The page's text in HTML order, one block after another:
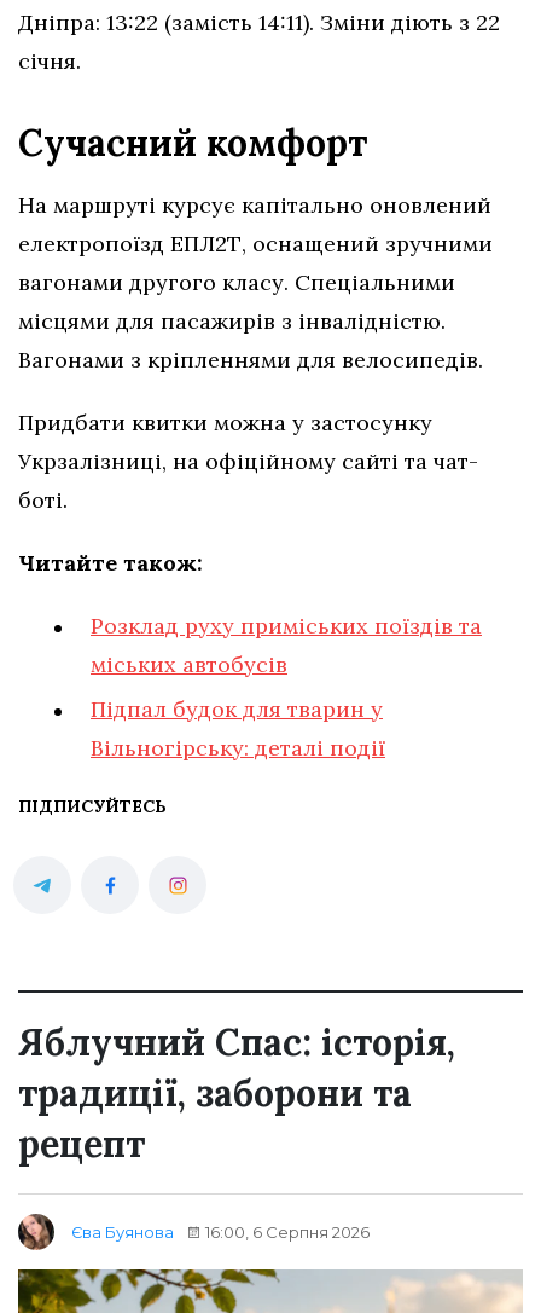
Дніпра: 13:22 (замість 14:11). Зміни діють з 22
січня.
Сучасний комфорт
На маршруті курсує капітально оновлений
електропоїзд ЕПЛ2Т, оснащений зручними
вагонами другого класу. Спеціальними
місцями для пасажирів з інвалідністю.
Вагонами з кріпленнями для велосипедів.
Придбати квитки можна у застосунку
Укрзалізниці, на офіційному сайті та чат-
боті.
Читайте також:
Розклад руху приміських поїздів та
міських автобусів
Підпал будок для тварин у
Вільногірську: деталі події
ПІДПИСУЙТЕСЬ
Яблучний Спас: історія,
традиції, заборони та
рецепт
Єва Буянова 16:00, 6 Серпня 2026